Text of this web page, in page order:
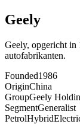
Geely
Geely, opgericht in
autofabrikanten.
Founded1986
OriginChina
GroupGeely
SegmentGeneralist
PetrolHybrid